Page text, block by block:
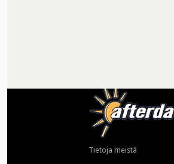
Tietoja meistä